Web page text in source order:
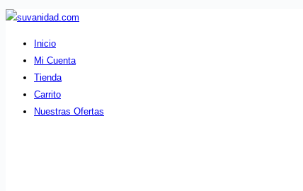
Inicio
Mi Cuenta
Tienda
Carrito
Nuestras Ofertas